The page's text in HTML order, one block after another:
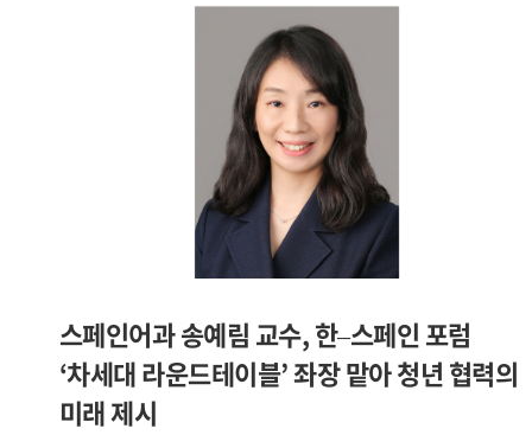
떠납니다. 들판을 거닐면서 작품구상을 하고, 연구논문 구상도
합니다. 임진강, 강화도, 교동도, 신도, 시도, 장봉도, 북한산
근처, 한강 어귀, 인천의 북성포구, 만석부두, 화수부두 등을
즐겨 찾으며 머릿속에 떠오르는 대로 작품을 구상합니다.
자유가 제 작업의 원천이지요. 그러다 8년 전
대한민국미술대전에서 입상하면서 공모전에 출품하기
시작했습니다. 지금까지 40여 회 정도 입상했네요. 그중
대한민국미술대전에서 처음 입상했던 대명포구 는 제 인생의
작품이라 생각됩니다. 학교에 기증해서 지금 백년관 로비에
2월 28일부로 그간의 교수직을 마무리했습니다. 명예교수로서
얼마간은 강의를 계속하고, 연구와 작업시간도 많이 가질
예정입니다. 저는 연구하다가 지치면 붓을 들고 작업을 합니다.
심사를 통해 수상작을 선정한다. 2026년 수상작은 알제리 작가
사이드 카띠비(Saeed Khatibi)의 『삶의 흐름을 거슬러
(Struggling Against the Current of Life)』로, 지난 4월 9일
비대면 방식으로 최종 발표 및 시상식이 진행됐다.이번 심사는
당초 아랍에미리트(UAE) 아부다비에서 개최될 예정이었으나,
중동 정세로 인해 비대면 생중계 방식으로 전환됐다. 전쟁과
폭력으로 혼란스러운 상황 속에서도 소설이 인간적 가치와
아름다움을 환기하고 미래를 모색하는 문화적 지적 논의의
장으로 기능한다는 점에서 이번 시상식은 더욱 큰 의미를 지닌
비아랍권 인사로 참여했으며, 한국 연구자가 IPAF
심사위원으로 선정된 것은 이번이 처음이다. 이를 통해
아랍문학에 대한 해석의 다양성이 확대되고, 아랍권 내 한국
연구자의 인지도 제고는 물론 국내 아랍어 연구자의 국제 무대
스페인어과 송예림 교수, 한–스페인 포럼
‘차세대 라운드테이블’ 좌장 맡아 청년 협력의
미래 제시